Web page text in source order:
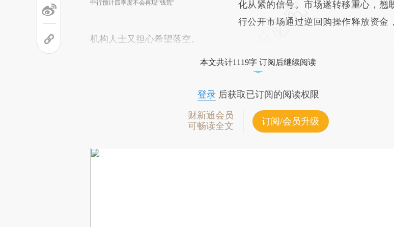
中行预计四季度不会再现“钱荒”
化从紧的信号。市场遂转移重心，翘
行公开市场通过逆回购操作释放资金
机构人士又担心希望落空。
本文共计1119字 订阅后继续阅读
登录后获取已订阅的阅读权限
财新通会员
可畅读全文
订阅/会员升级